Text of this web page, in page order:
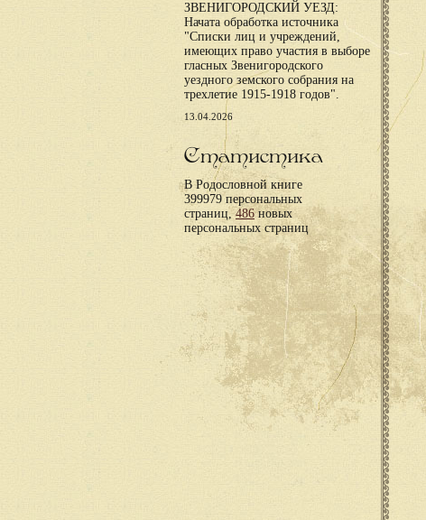
ЗВЕНИГОРОДСКИЙ УЕЗД:
Начата обработка источника
"Списки лиц и учреждений,
имеющих право участия в выборе
гласных Звенигородского
уездного земского собрания на
трехлетие 1915-1918 годов".
13.04.2026
Статистика
В Родословной книге
399979 персональных
страниц,486новых
персональных страниц